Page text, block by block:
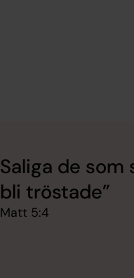
Saliga de som
bli tröstade
Matt 5:4